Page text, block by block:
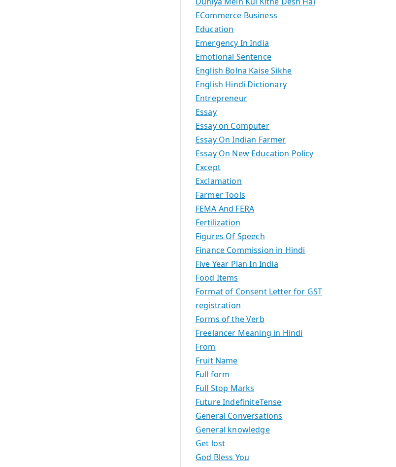
ECommerce Business
Education
Emergency In India
Emotional Sentence
English Bolna Kaise Sikhe
English Hindi Dictionary
Entrepreneur
Essay
Essay on Computer
Essay On Indian Farmer
Essay On New Education Policy
Except
Exclamation
Farmer Tools
FEMA And FERA
Fertilization
Figures Of Speech
Finance Commission in Hindi
Five Year Plan In India
Food Items
Format of Consent Letter for GST
registration
Forms of the Verb
Freelancer Meaning in Hindi
From
Fruit Name
Full form
Full Stop Marks
Future IndefiniteTense
General Conversations
General knowledge
Get lost
God Bless You